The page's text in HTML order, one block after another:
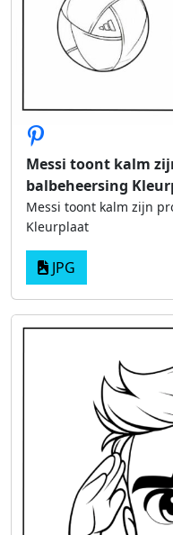
Messi toont kalm
balbeheersing
Messi toont kalm zijn
Kleurplaat
JPG